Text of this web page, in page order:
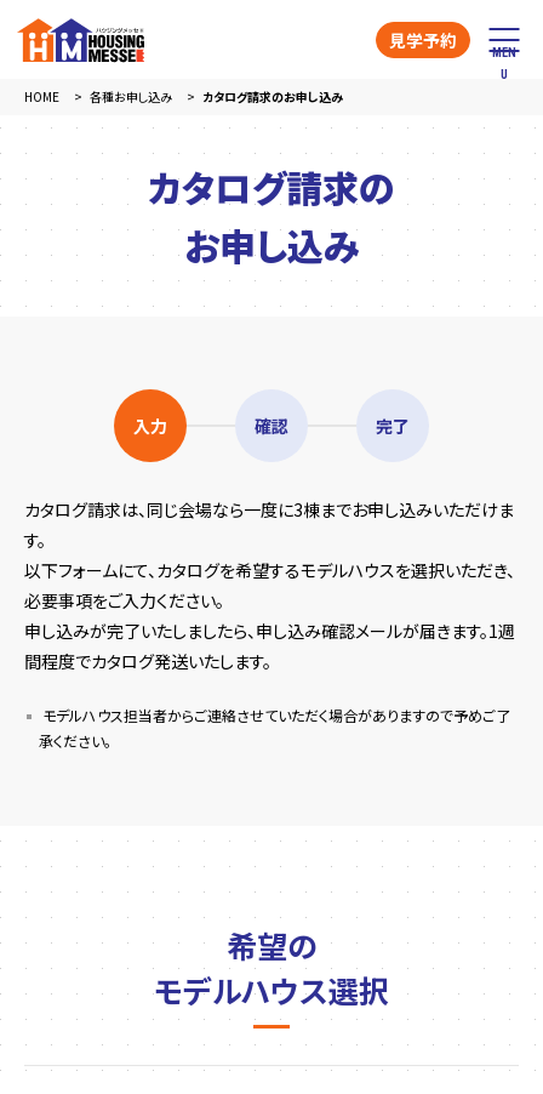
見学予約
HOME 各種お申し込み カタログ請求のお申し込み
カタログ請求の
お申し込み
入力 確認 完了
カタログ請求は、同じ会場なら一度に3棟までお申し込みいただけま
す。
以下フォームにて、カタログを希望するモデルハウスを選択いただき、
必要事項をご入力ください。
申し込みが完了いたしましたら、申し込み確認メールが届きます。1週
間程度でカタログ発送いたします。
モデルハウス担当者からご連絡させていただく場合がありますので予めご了
承ください。
希望の
モデルハウス選択